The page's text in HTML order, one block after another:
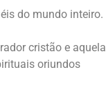
do mundo inteiro.
cristão e aquela
oriundos